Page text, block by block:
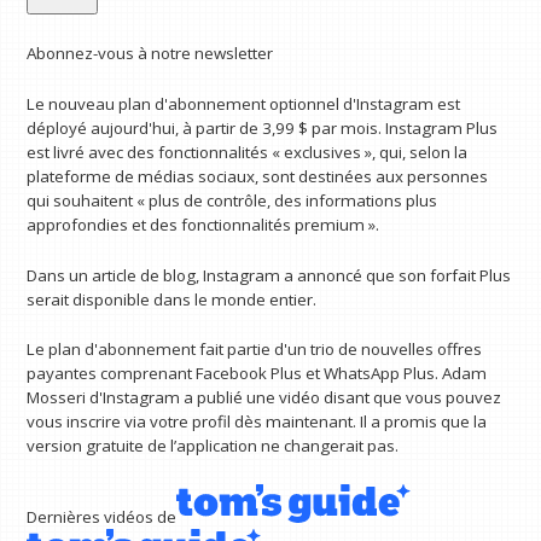
Abonnez-vous à notre newsletter
Le nouveau plan d'abonnement optionnel d'Instagram est
déployé aujourd'hui, à partir de 3,99 $ par mois. Instagram Plus
est livré avec des fonctionnalités « exclusives », qui, selon la
plateforme de médias sociaux, sont destinées aux personnes
qui souhaitent « plus de contrôle, des informations plus
approfondies et des fonctionnalités premium ».
Dans un article de blog, Instagram a annoncé que son forfait Plus
serait disponible dans le monde entier.
Le plan d'abonnement fait partie d'un trio de nouvelles offres
payantes comprenant Facebook Plus et WhatsApp Plus. Adam
Mosseri d'Instagram a publié une vidéo disant que vous pouvez
vous inscrire via votre profil dès maintenant. Il a promis que la
version gratuite de l’application ne changerait pas.
Dernières vidéos de